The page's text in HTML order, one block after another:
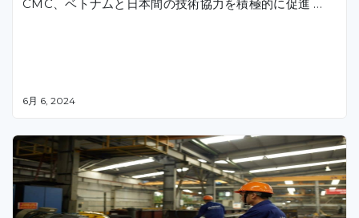
CMC、ベトナムと日本間の技術協力を積極的に促進 …
6月 6, 2024